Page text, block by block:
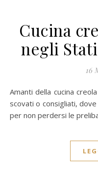
Cucina
negli
16
Amanti della cucina creola e cajun? Ecco un elenco di locali,
scovati o consigliati,
per non perdersi le